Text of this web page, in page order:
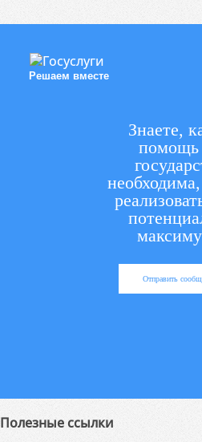
Решаем вместе
Знаете,
помощь
Отправить
Полезные ссылки